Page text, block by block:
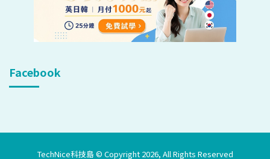
Facebook
TechNice科技島 © Copyright 2026, All Rights Reserved